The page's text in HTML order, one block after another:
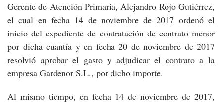
Gerente de Atención Primaria, Alejandro Rojo Gutiérrez,
el cual en fecha 14 de noviembre de 2017 ordenó el
inicio del expediente de contratación de contrato menor
por dicha cuantía y en fecha 20 de noviembre de 2017
resolvió aprobar el gasto y adjudicar el contrato a la
empresa Gardenor S.L., por dicho importe.
Al mismo tiempo, en fecha 14 de noviembre de 2017,